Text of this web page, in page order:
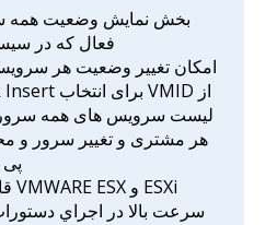
فعال که در
8 - امکان تغییر وضعیت هر
لیست سرویس های همه
هر مشتری و تغییر سرور و
10 - قابلیت کار با VMWARE ESX و ESXi